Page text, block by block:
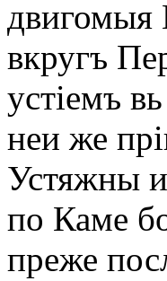
двигомыя
вкругъ
устіемъ
неи же
Устяжны
по Каме
преже